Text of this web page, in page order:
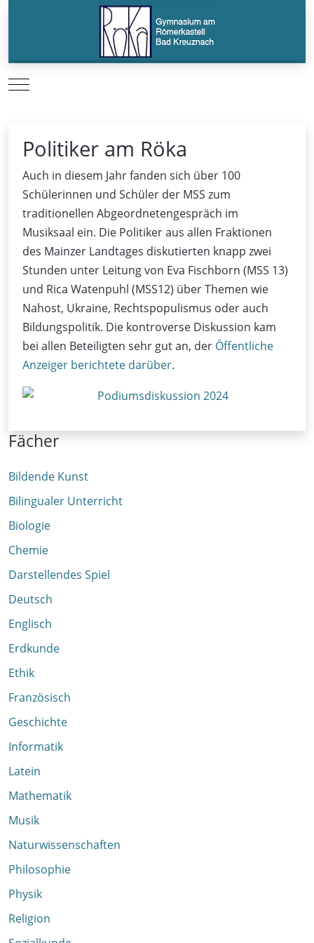
Mobile Menu Toggle
Politiker am Röka
Auch in diesem Jahr fanden sich über 100
Schülerinnen und Schüler der MSS zum
traditionellen Abgeordnetengespräch im
Musiksaal ein. Die Politiker aus allen Fraktionen
des Mainzer Landtages diskutierten knapp zwei
Stunden unter Leitung von Eva Fischborn (MSS 13)
und Rica Watenpuhl (MSS12) über Themen wie
Nahost, Ukraine, Rechtspopulismus oder auch
Bildungspolitik. Die kontroverse Diskussion kam
bei allen Beteiligten sehr gut an, der Öffentliche
Anzeiger berichtete darüber.
Fächer
Bildende Kunst
Bilingualer Unterricht
Biologie
Chemie
Darstellendes Spiel
Deutsch
Englisch
Erdkunde
Ethik
Französisch
Geschichte
Informatik
Latein
Mathematik
Musik
Naturwissenschaften
Philosophie
Physik
Religion